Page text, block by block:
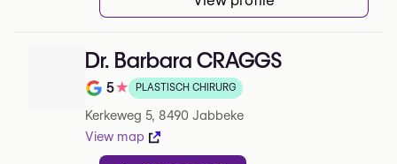
Dr. Barbara CRAGGS
Note de 5 sur 5 sur Google
5★ PLASTISCH CHIRURG
Kerkeweg 5, 8490 Jabbeke
View map